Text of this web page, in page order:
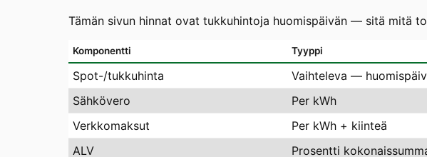
Tämän sivun hinnat ovat tukkuhintoja huomispäivän — sitä mitä
Komponentti Tyyppi
Spot-/tukkuhinta Vaihteleva —
Sähkövero
Per kWh
Verkkomaksut
Per kWh + kiinteä
ALV
Prosentti